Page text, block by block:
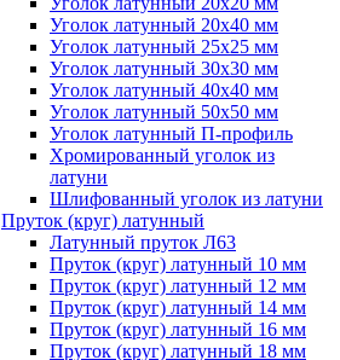
Уголок латунный 20x40 мм
Уголок латунный 25x25 мм
Уголок латунный 30x30 мм
Уголок латунный 40x40 мм
Уголок латунный 50x50 мм
Уголок латунный П-профиль
Хромированный уголок из
латуни
Шлифованный уголок из латуни
Пруток (круг) латунный
Латунный пруток Л63
Пруток (круг) латунный 10 мм
Пруток (круг) латунный 12 мм
Пруток (круг) латунный 14 мм
Пруток (круг) латунный 16 мм
Пруток (круг) латунный 18 мм